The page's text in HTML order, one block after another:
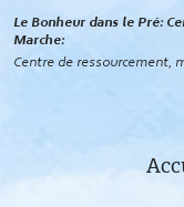
Le Bonheur dans le Pré:
Marche
Centre de ressourcement,